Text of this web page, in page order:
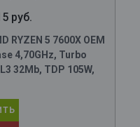
руб.
RYZEN 5 7600X OEM
4,70GHz, Turbo
32Mb, TDP 105W,